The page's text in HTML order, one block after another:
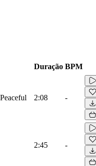
Duração BPM
2:08 -
2:45 -